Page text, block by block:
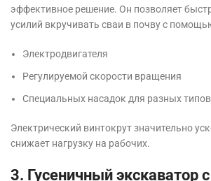
эффективное решение. Он позволяет
усилий вкручивать сваи в почву с
Электродвигателя
Регулируемой скорости вращения
Специальных насадок для разных
Электрический винтокрут значительно
снижает нагрузку на рабочих.
3. Гусеничный экскаватор с